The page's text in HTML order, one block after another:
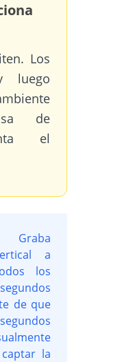
Los
luego
de
el
Graba
a
los
de que
la